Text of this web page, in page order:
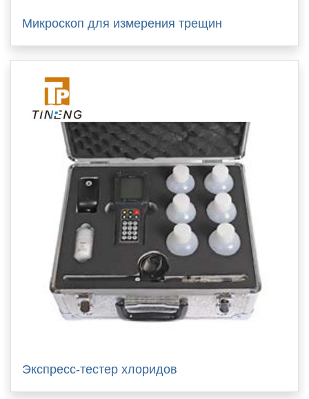
Микроскоп для измерения трещин
Экспресс-тестер хлоридов